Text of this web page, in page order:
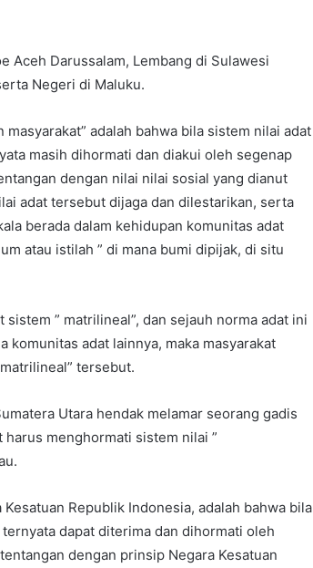
Aceh Darussalam, Lembang di Sulawesi
Negeri di Maluku.
adalah bahwa bila sistem nilai adat
masih dihormati dan diakui oleh segenap
dengan nilai nilai sosial yang dianut
adat tersebut dijaga dan dilestarikan, serta
berada dalam kehidupan komunitas adat
atau istilah ” di mana bumi dipijak, di situ
” matrilineal”, dan sejauh norma adat ini
adat lainnya, maka masyarakat
tersebut.
Utara hendak melamar seorang gadis
menghormati sistem nilai ”
Republik Indonesia, adalah bahwa bila
dapat diterima dan dihormati oleh
dengan prinsip Negara Kesatuan